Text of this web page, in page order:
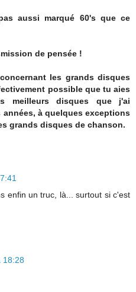
aussi marqué 60's que ce
de pensée !
les grands disques
possible que tu aies
meilleurs disques que j'ai
à quelques exceptions
grands disques de chanson.
enfin un truc, là... surtout si c'est
18:28